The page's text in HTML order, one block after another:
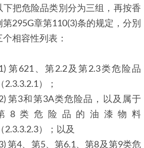
下把危险品类別分为三组，再按香
第295G章第110(3)条的规定，分別
相容性列表：
第621、第2.2及第2.3类危险品
（2.3.3.2.1）；
第3和第3A类危险品，以及属于
8类危险品的油漆物料
（2.3.3.2.3）；以及
第4、第5、第6.1、第8及第9类危